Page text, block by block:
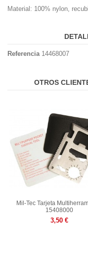
Material: 100% nylon,
Referencia 14468007
OTROS
Mil-Tec Tarjeta
15408000
3,50 €